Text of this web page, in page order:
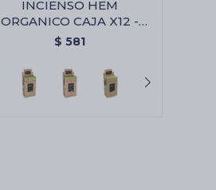
INCIENSO HEM
ORGANICO CAJA X12 -
Palo Santo/aura
$ 581